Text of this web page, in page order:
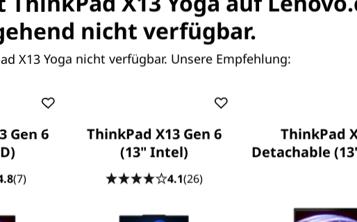
Ausdauernder Akku
Das X13 Yoga 2-in-1-Notebook
ganzen Tag. Sollten dem Akku
können Sie ihn mittels
nicht verfügbar.
X13 Yoga nicht verfügbar. Unsere Empfehlung:
Gen 6
(7)
ThinkPad X13 Gen 6
(13" Intel)
4.1(26)
ThinkPad
Detachable